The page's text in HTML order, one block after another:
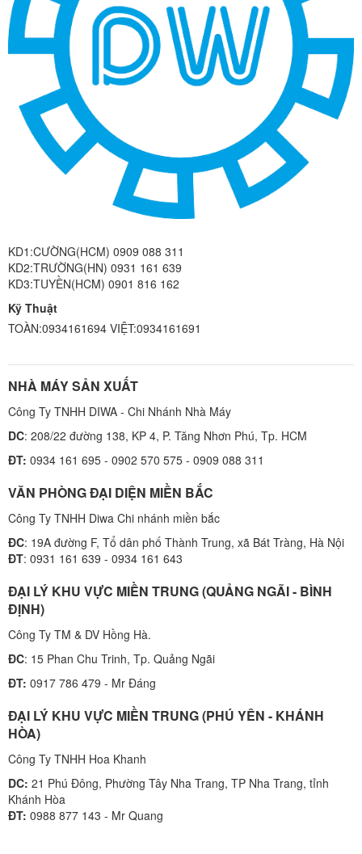
KD1:CƯỜNG(HCM) 0909 088 311
KD2:TRƯỜNG(HN) 0931 161 639
KD3:TUYỀN(HCM) 0901 816 162
Kỹ Thuật
TOÀN:0934161694 VIỆT:0934161691
NHÀ MÁY SẢN XUẤT
Công Ty TNHH DIWA - Chi Nhánh Nhà Máy
DC: 208/22 đường 138, KP 4, P. Tăng Nhơn Phú, Tp. HCM
ĐT: 0934 161 695 - 0902 570 575 - 0909 088 311
VĂN PHÒNG ĐẠI DIỆN MIỀN BẮC
Công Ty TNHH Diwa Chi nhánh miền bắc
ĐC: 19A đường F, Tổ dân phố Thành Trung, xã Bát Tràng, Hà Nội
ĐT: 0931 161 639 - 0934 161 643
ĐẠI LÝ KHU VỰC MIỀN TRUNG (QUẢNG NGÃI - BÌNH
ĐỊNH)
Công Ty TM & DV Hồng Hà.
ĐC: 15 Phan Chu Trinh, Tp. Quảng Ngãi
ĐT: 0917 786 479 - Mr Đáng
ĐẠI LÝ KHU VỰC MIỀN TRUNG (PHÚ YÊN - KHÁNH
HÒA)
Công Ty TNHH Hoa Khanh
DC: 21 Phú Đông, Phường Tây Nha Trang, TP Nha Trang, tỉnh
Khánh Hòa
ĐT: 0988 877 143 - Mr Quang